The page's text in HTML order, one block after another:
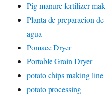
Pig manure fertilizer
Planta de preparacion
agua
Pomace Dryer
Portable Grain Dryer
potato chips making line
potato processing